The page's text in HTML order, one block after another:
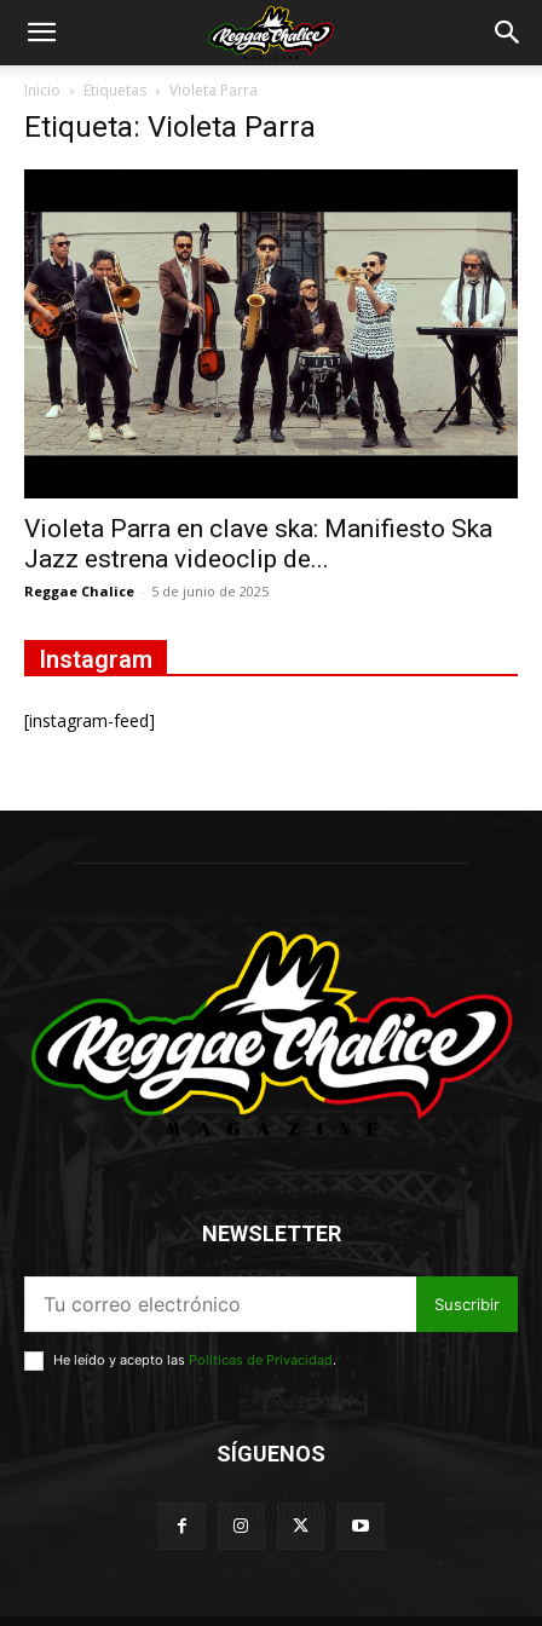
Inicio Etiquetas Violeta Parra
Etiqueta: Violeta Parra
Violeta Parra en clave ska: Manifiesto Ska
Jazz estrena videoclip de...
Reggae Chalice - 5 de junio de 2025
Instagram
[instagram-feed]
NEWSLETTER
Suscribir
He leído y acepto las Políticas de Privacidad.
SÍGUENOS